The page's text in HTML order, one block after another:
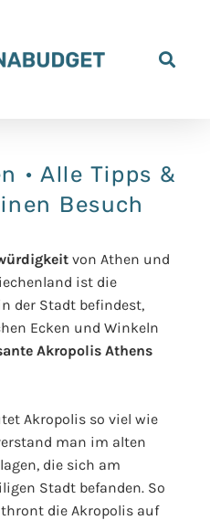
• Alle Tipps &
Besuch
von Athen und
ist die
der Stadt befindest,
Ecken und Winkeln
Akropolis Athens
Akropolis so viel wie
man im alten
die sich am
Stadt befanden. So
die Akropolis auf